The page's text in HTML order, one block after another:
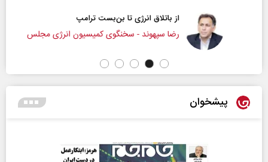
از باتلاق انرژی تا بن‌بست ترامپ
رضا سپهوند - سخنگوی کمیسیون انرژی مجلس
پیشخوان